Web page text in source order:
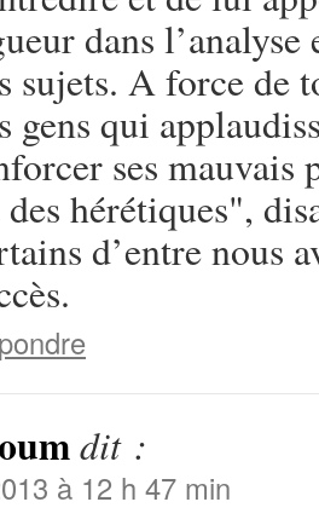
dans l’analyse
sujets. A force de
gens qui
ses mauvais
hérétiques",
d’entre nous
dit :
à 12 h 47 min